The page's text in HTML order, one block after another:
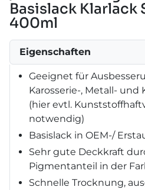
Basislack Klarlack
400ml
Eigenschaften
Geeignet für
Karosserie-, Metall-
(hier evtl.
notwendig)
Basislack in OEM-/
Sehr gute Deckkraft
Pigmentanteil in der
Schnelle Trocknung,